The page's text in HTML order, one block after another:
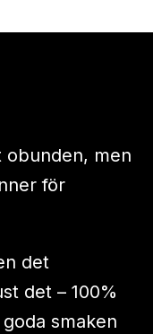
obunden, men
för
det
det – 100%
smaken